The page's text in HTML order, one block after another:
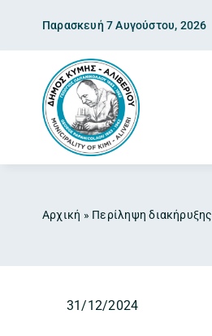
content
Παρασκευή 7 Αυγούστου, 2026
Αρχική » Περίληψη διακήρυξης
31/12/2024